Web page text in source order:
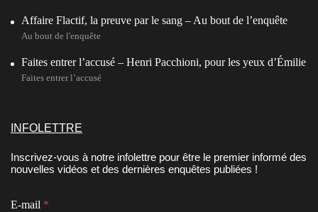
Affaire Flactif, la preuve par le sang – Au bout de l’enquête
Au bout de l'enquête
Faites entrer l’accusé – Henri Pacchioni, pour les yeux d’Émilie
Faites entrer l’accusé
INFOLETTRE
Inscrivez-vous à notre infolettre pour être le premier informé des
nouvelles vidéos et des dernières enquêtes publiées !
E-mail *